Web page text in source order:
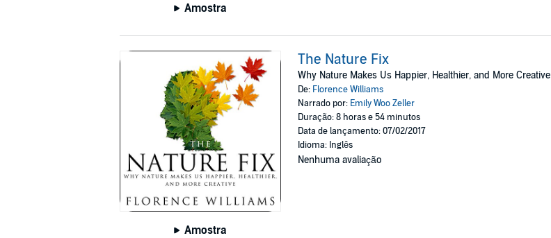
Amostra
Amostra
The Nature Fix
Why Nature Makes Us Happier, Healthier, and More Creative
De: Florence Williams
Narrado por: Emily Woo Zeller
Duração: 8 horas e 54 minutos
Data de lançamento: 07/02/2017
Idioma: Inglês
Nenhuma avaliação